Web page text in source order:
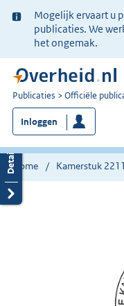
Ter
informatie:
Mogelijk ervaart u
publicaties. We
het ongemak.
U
bent
nu
hier:
Publicaties Officiële
Inloggen
Home Kamerstuk